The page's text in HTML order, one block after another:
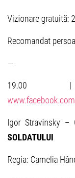
Vizionare gratuită:
Recomandat
—
19.00 |
Igor Stravinsky –
SOLDATULUI
Regia: Camelia